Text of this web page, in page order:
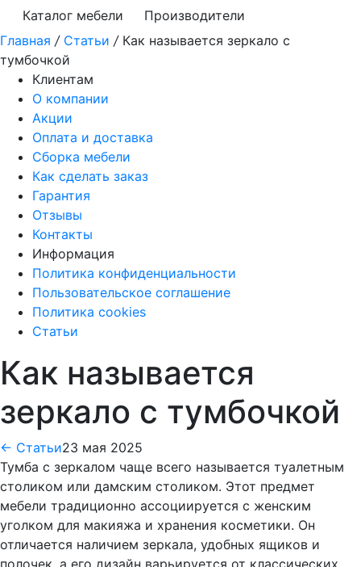
Каталог мебели
Производители
Главная / Статьи / Как называется зеркало с
тумбочкой
Клиентам
О компании
Акции
Оплата и доставка
Сборка мебели
Как сделать заказ
Гарантия
Отзывы
Контакты
Информация
Политика конфиденциальности
Пользовательское соглашение
Политика cookies
Статьи
Как называется
зеркало с тумбочкой
← Статьи23 мая 2025
Тумба с зеркалом чаще всего называется туалетным
столиком или дамским столиком. Этот предмет
мебели традиционно ассоциируется с женским
уголком для макияжа и хранения косметики. Он
отличается наличием зеркала, удобных ящиков и
полочек, а его дизайн варьируется от классических